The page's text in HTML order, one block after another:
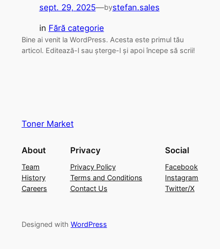
sept. 29, 2025—bystefan.sales
in Fără categorie
Bine ai venit la WordPress. Acesta este primul tău
articol. Editează-l sau șterge-l și apoi începe să scrii!
Toner Market
About
Team
History
Careers
Privacy
Privacy Policy
Terms and Conditions
Contact Us
Social
Facebook
Instagram
Twitter/X
Designed with WordPress